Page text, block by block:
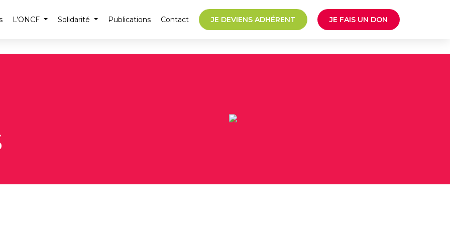
L’ONCF Solidarité Publications Contact JE DEVIENS ADHÉRENT JE FAIS UN DON